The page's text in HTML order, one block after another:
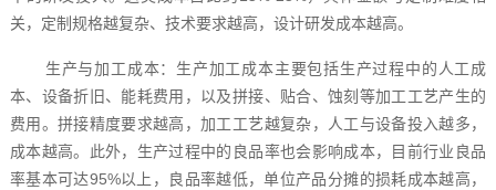
关，定制规格越复杂、技术要求越高，设计研发成本越高。
生产与加工成本：生产加工成本主要包括生产过程中的人工成
本、设备折旧、能耗费用，以及拼接、贴合、蚀刻等加工工艺产生的
费用。拼接精度要求越高，加工工艺越复杂，人工与设备投入越多，
成本越高。此外，生产过程中的良品率也会影响成本，目前行业良品
率基本可达95%以上，良品率越低，单位产品分摊的损耗成本越高，